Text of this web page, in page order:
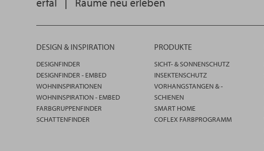
DESIGN & INSPIRATION
DESIGNFINDER
DESIGNFINDER - EMBED
WOHNINSPIRATIONEN
WOHNINSPIRATION - EMBED
FARBGRUPPENFINDER
SCHATTENFINDER
PRODUKTE
SICHT- & SONNENSCHUTZ
INSEKTENSCHUTZ
VORHANGSTANGEN & -
SCHIENEN
SMART HOME
COFLEX FARBPROGRAMM